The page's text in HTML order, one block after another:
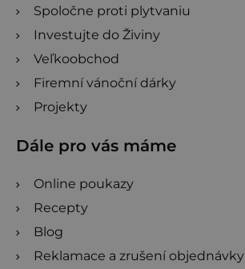
Spoločne proti plytvaniu
Investujte do Živiny
Veľkoobchod
Firemní vánoční dárky
Projekty
Dále pro vás máme
Online poukazy
Recepty
Blog
Reklamace a zrušení objednávky